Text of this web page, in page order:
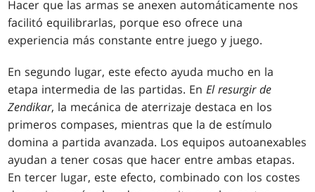
Hacer que las armas se anexen automáticamente nos
facilitó equilibrarlas, porque eso ofrece una
experiencia más constante entre juego y juego.
En segundo lugar, este efecto ayuda mucho en la
etapa intermedia de las partidas. EnEl resurgir de
Zendikar, la mecánica de aterrizaje destaca en los
primeros compases, mientras que la de estímulo
domina a partida avanzada. Los equipos autoanexables
ayudan a tener cosas que hacer entre ambas etapas.
En tercer lugar, este efecto, combinado con los costes